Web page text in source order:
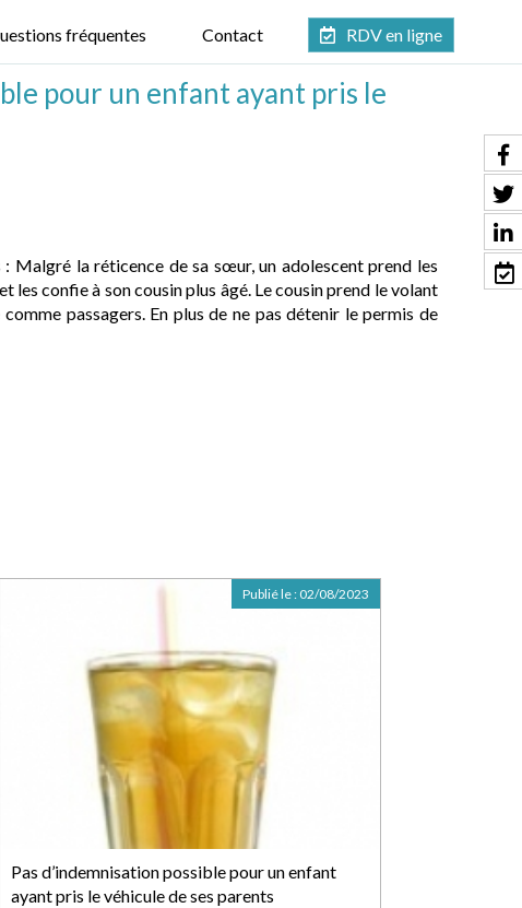
fréquentes Contact RDV en ligne
pour un enfant ayant pris le
: Malgré la réticence de sa sœur, un adolescent prend les
les confie à son cousin plus âgé. Le cousin prend le volant
passagers. En plus de ne pas détenir le permis de
Pas d’indemnisation possible pour un enfant
ayant pris le véhicule de ses parents
Publié le : 02/08/2023